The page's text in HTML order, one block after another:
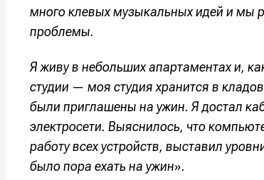
много клевых музыкальных идей и мы
проблемы.
Я живу в небольших апартаментах и,
студии — моя студия хранится в
были приглашены на ужин. Я достал
электросети. Выяснилось, что
работу всех устройств, выставил
было пора ехать на ужин».